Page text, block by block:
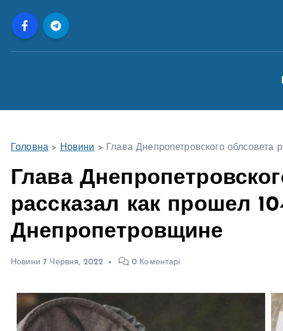
Головна > Новини > Глава Днепропетровского
Глава
рассказал как прошел
Днепропетровщине
Новини 7 Червня, 2022 0 Коментарі